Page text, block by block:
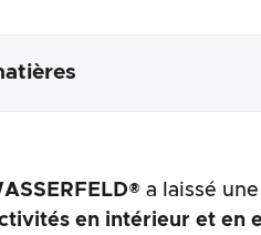
a laissé une
en intérieur et en